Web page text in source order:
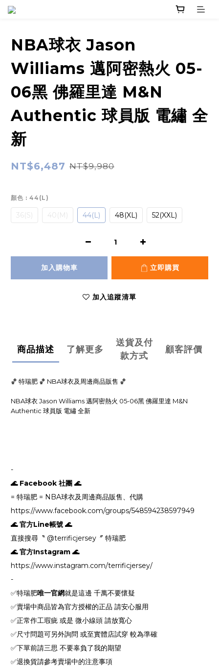
NBA球衣 Jason
Williams 邁阿密熱火 05-
06黑 佛羅里達 M&N
Authentic 球員版 電繡 全
新
NT$6,487 NT$9,980
顏色 : 44(L)
36(S) 40(M) 44(L) 48(XL) 52(XXL)
加入購物車 立即購買
加入追蹤清單
商品描述 了解更多
送貨及付
款方式
顧客評價
🏀 特瑞肥 🏀 NBA球衣及周邊商品販售 🏀
NBA球衣 Jason Williams 邁阿密熱火 05-06黑 佛羅里達 M&N
Authentic 球員版 電繡 全新
-
🌊 Facebook 社團 🌊
= 特瑞肥 = NBA球衣及周邊商品販售、代購
https://www.facebook.com/groups/548594238597949
🌊 官方Line帳號 🌊
直接搜尋〝 @terrificjersey〞 特瑞肥
🌊 官方Instagram 🌊
https://www.instagram.com/terrificjersey/
-
✅特瑞肥唯一官網就是這邊 千萬不要懷疑
✅賣場中商品皆為官方授權的正品 請安心服用
✅正常作工瑕疵 或是 微小線頭 請放寬心
✅尺寸問題可另外詢問 或至實體店試穿 較為準確
✅下單前請三思 不要辜負了我的期望
✅退換貨請參考賣場中的注意事項